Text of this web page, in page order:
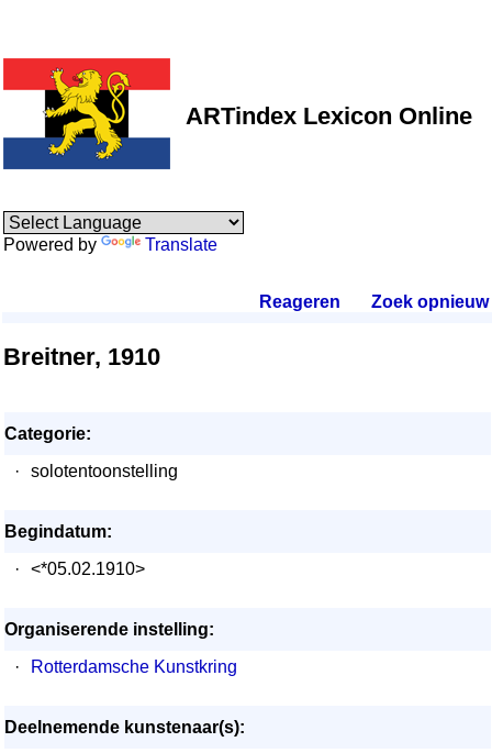
ARTindex Lexicon Online
Powered by Translate
Reageren Zoek opnieuw.
Breitner, 1910
Categorie:
·
solotentoonstelling
Begindatum:
·
<*05.02.1910>
Organiserende instelling:
·
Rotterdamsche Kunstkring
Deelnemende kunstenaar(s):